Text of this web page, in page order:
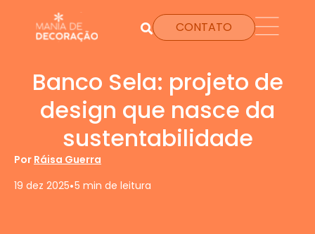
CONTATO
Banco Sela: projeto de
design que nasce da
sustentabilidade
Por Ráisa Guerra
19 dez 2025•5 min de leitura